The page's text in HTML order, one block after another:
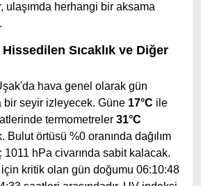
ulaşımda herhangi bir aksama
Sıcaklık ve Diğer
hava genel olarak gün
bir seyir izleyecek. Güne 17°C ile
termometreler 31°C
Bulut örtüsü %0 oranında dağılım
1011 hPa civarında sabit kalacak.
için kritik olan gün doğumu 06:10:48